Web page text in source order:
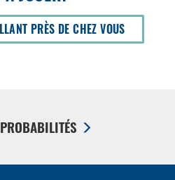
PRÈS DE CHEZ VOUSOUVRIR
DANS
PROBABILITÉS